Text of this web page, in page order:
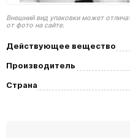
Внешний вид упаковки может
от фото на сайте.
Действующее вещество
Производитель
Страна